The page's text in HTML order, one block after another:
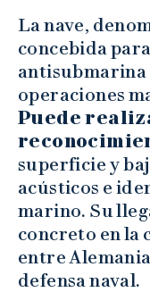
La nave,
concebida
operaciones
Puede
superficie y
acústicos e
marino. Su
concreto en la
entre
defensa naval.